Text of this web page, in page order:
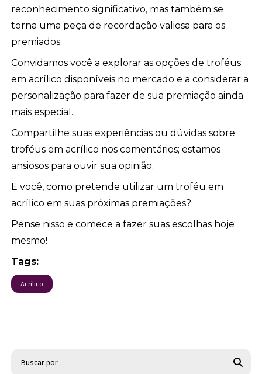
reconhecimento significativo, mas também se
torna uma peça de recordação valiosa para os
premiados.
Convidamos você a explorar as opções de troféus
em acrílico disponíveis no mercado e a considerar a
personalização para fazer de sua premiação ainda
mais especial.
Compartilhe suas experiências ou dúvidas sobre
troféus em acrílico nos comentários; estamos
ansiosos para ouvir sua opinião.
E você, como pretende utilizar um troféu em
acrílico em suas próximas premiações?
Pense nisso e comece a fazer suas escolhas hoje
mesmo!
Tags:
Acrílico